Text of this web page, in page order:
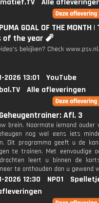
Alle
GOAL OF THE MONTH
of the year 🧨
bekijken? Check
2026 13:01
YouTube
Alle afleveringen
Afl. 3
brein. Naarmate iemand ouder
nog wel eens iets
Dit programma geeft u de
te trainen. Met eenvoudige
leert u binnen de
te onthouden dan u gewend
2026 12:30 NPO1